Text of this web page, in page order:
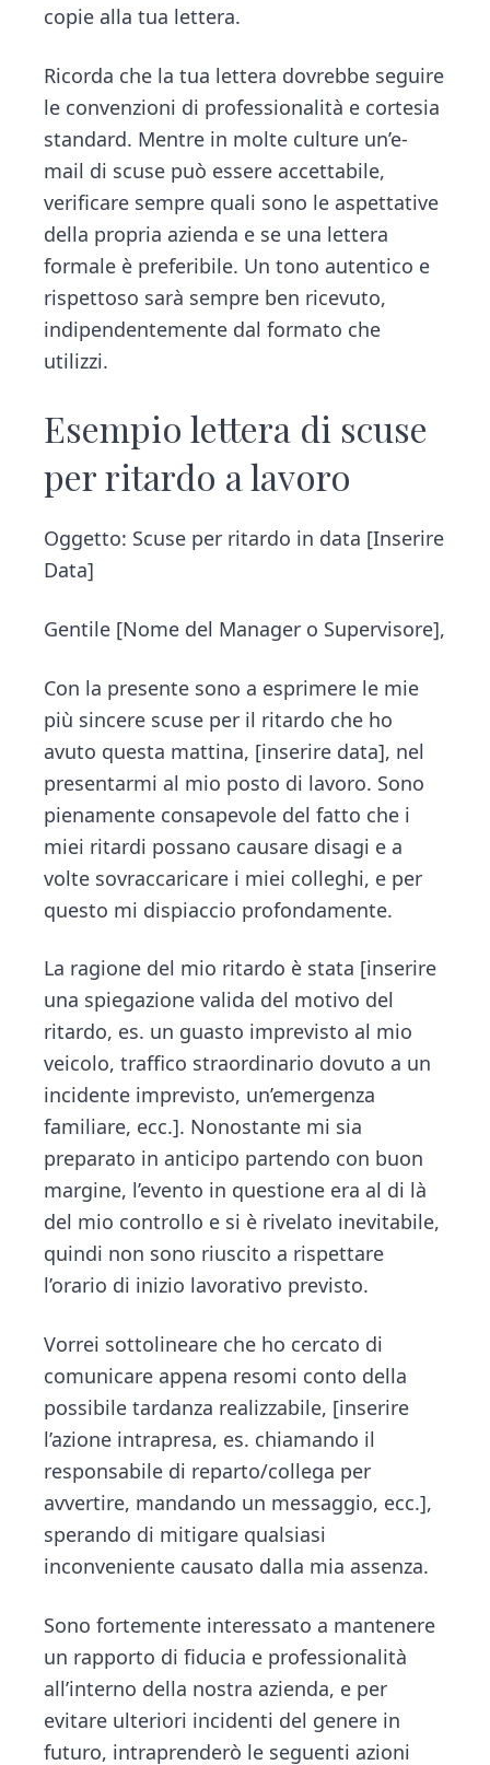
copie alla tua lettera.
Ricorda che la tua lettera dovrebbe seguire
le convenzioni di professionalità e cortesia
standard. Mentre in molte culture un’e-
mail di scuse può essere accettabile,
verificare sempre quali sono le aspettative
della propria azienda e se una lettera
formale è preferibile. Un tono autentico e
rispettoso sarà sempre ben ricevuto,
indipendentemente dal formato che
utilizzi.
Esempio lettera di scuse
per ritardo a lavoro
Oggetto: Scuse per ritardo in data [Inserire
Data]
Gentile [Nome del Manager o Supervisore],
Con la presente sono a esprimere le mie
più sincere scuse per il ritardo che ho
avuto questa mattina, [inserire data], nel
presentarmi al mio posto di lavoro. Sono
pienamente consapevole del fatto che i
miei ritardi possano causare disagi e a
volte sovraccaricare i miei colleghi, e per
questo mi dispiaccio profondamente.
La ragione del mio ritardo è stata [inserire
una spiegazione valida del motivo del
ritardo, es. un guasto imprevisto al mio
veicolo, traffico straordinario dovuto a un
incidente imprevisto, un’emergenza
familiare, ecc.]. Nonostante mi sia
preparato in anticipo partendo con buon
margine, l’evento in questione era al di là
del mio controllo e si è rivelato inevitabile,
quindi non sono riuscito a rispettare
l’orario di inizio lavorativo previsto.
Vorrei sottolineare che ho cercato di
comunicare appena resomi conto della
possibile tardanza realizzabile, [inserire
l’azione intrapresa, es. chiamando il
responsabile di reparto/collega per
avvertire, mandando un messaggio, ecc.],
sperando di mitigare qualsiasi
inconveniente causato dalla mia assenza.
Sono fortemente interessato a mantenere
un rapporto di fiducia e professionalità
all’interno della nostra azienda, e per
evitare ulteriori incidenti del genere in
futuro, intraprenderò le seguenti azioni